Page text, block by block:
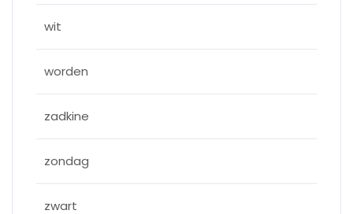
wit
worden
zadkine
zondag
zwart